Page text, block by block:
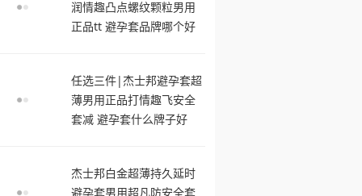
润情趣凸点螺纹颗粒男用
正品tt 避孕套品牌哪个好
任选三件|杰士邦避孕套超
薄男用正品打情趣飞安全
套减 避孕套什么牌子好
杰士邦白金超薄持久延时
避孕套男用超凡防安全套